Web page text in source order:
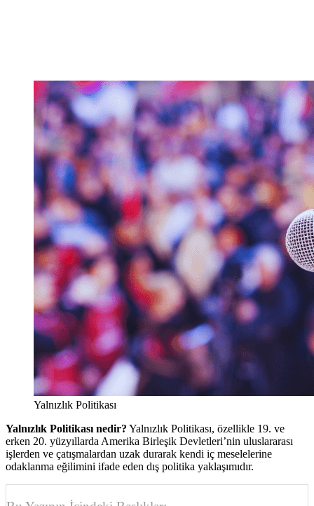
Yalnızlık Politikası
Yalnızlık Politikası nedir? Yalnızlık Politikası, özellikle 19. ve
erken 20. yüzyıllarda Amerika Birleşik Devletleri’nin uluslararası
işlerden ve çatışmalardan uzak durarak kendi iç meselelerine
odaklanma eğilimini ifade eden dış politika yaklaşımıdır.